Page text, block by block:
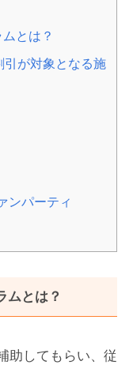
とは？
引が対象となる施
ンパーティ
ムとは？
助してもらい、従